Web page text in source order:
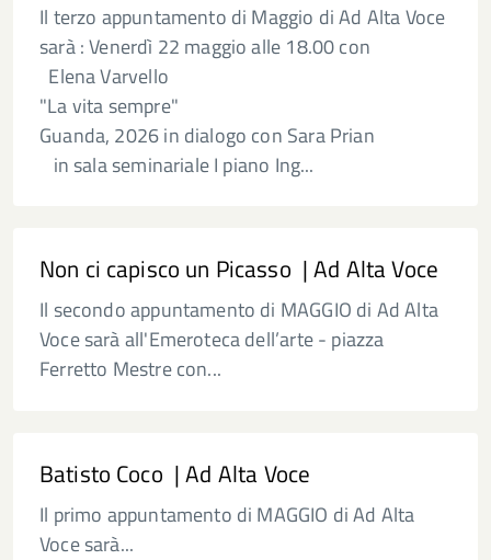
Il terzo appuntamento di Maggio di Ad Alta Voce
sarà : Venerdì 22 maggio alle 18.00 con
Elena Varvello
"La vita sempre"
Guanda, 2026 in dialogo con Sara Prian
in sala seminariale I piano Ing...
Non ci capisco un Picasso | Ad Alta Voce
Il secondo appuntamento di MAGGIO di Ad Alta
Voce sarà all'Emeroteca dell’arte - piazza
Ferretto Mestre con...
Batisto Coco | Ad Alta Voce
Il primo appuntamento di MAGGIO di Ad Alta
Voce sarà...